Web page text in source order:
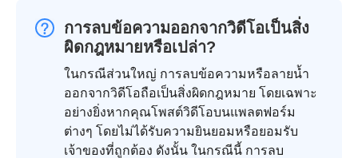
การลบข้อความออกจากวิดีโอเป็นสิ่ง
ผิดกฎหมายหรือเปล่า?
ในกรณีส่วนใหญ่ การลบข้อความหรือลายน้ำ
ออกจากวิดีโอถือเป็นสิ่งผิดกฎหมาย โดยเฉพาะ
อย่างยิ่งหากคุณโพสต์วิดีโอบนแพลตฟอร์ม
ต่างๆ โดยไม่ได้รับความยินยอมหรือยอมรับ
เจ้าของที่ถูกต้อง ดังนั้น ในกรณีนี้ การลบ